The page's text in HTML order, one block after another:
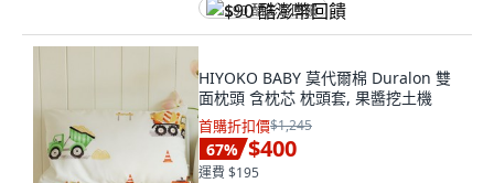
$90 酷澎幣回饋
HIYOKO BABY 莫代爾棉 Duralon 雙
面枕頭 含枕芯 枕頭套, 果醬挖土機
首購折扣價$1,245
67% $400
運費 $195